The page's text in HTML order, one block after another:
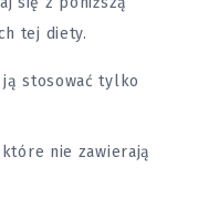
tej diety.
ją stosować tylko
które nie zawierają